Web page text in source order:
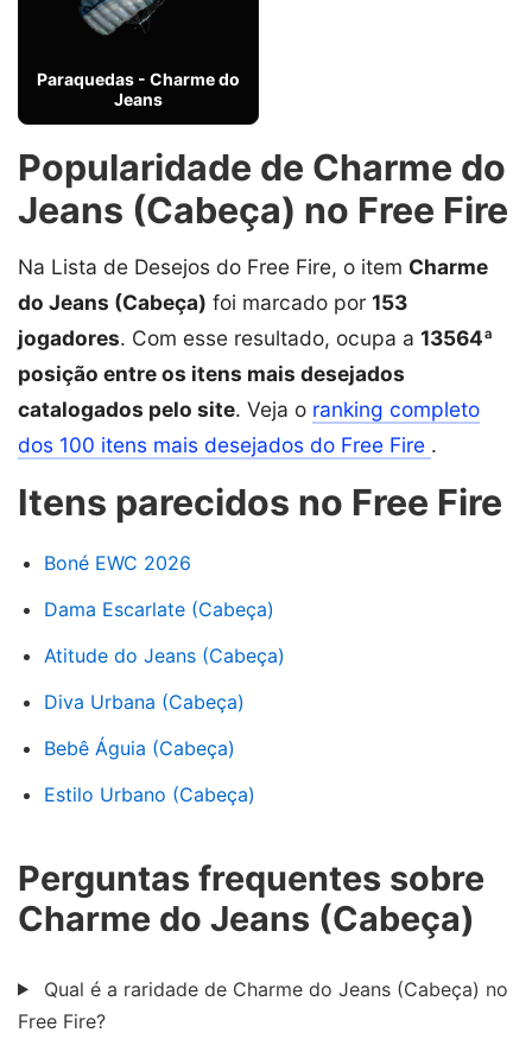
Paraquedas - Charme do
Jeans
Popularidade de Charme do
Jeans (Cabeça) no Free Fire
Na Lista de Desejos do Free Fire, o item Charme
do Jeans (Cabeça) foi marcado por 153
jogadores. Com esse resultado, ocupa a 13564ª
posição entre os itens mais desejados
catalogados pelo site. Veja o ranking completo
dos 100 itens mais desejados do Free Fire .
Itens parecidos no Free Fire
Boné EWC 2026
Dama Escarlate (Cabeça)
Atitude do Jeans (Cabeça)
Diva Urbana (Cabeça)
Bebê Águia (Cabeça)
Estilo Urbano (Cabeça)
Perguntas frequentes sobre
Charme do Jeans (Cabeça)
Qual é a raridade de Charme do Jeans (Cabeça) no
Free Fire?